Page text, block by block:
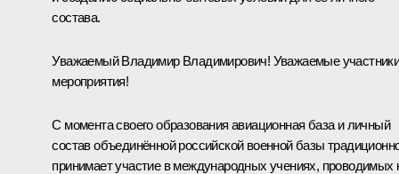
состава.
Уважаемый Владимир Владимирович! Уважаемые
мероприятия!
С момента своего образования авиационная база и личный
состав объединённой российской военной базы
принимает участие в международных учениях, проводимых